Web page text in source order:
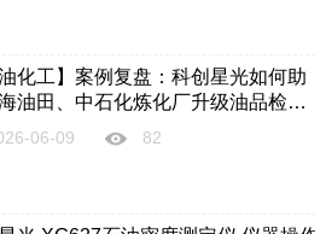
油化工】案例复盘：科创星光如何助
油田、中石化炼化厂升级油品检测
检测时长缩短约25%、设备故障率
15%？
06-09 82